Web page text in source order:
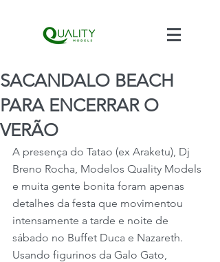
SACANDALO BEACH
PARA ENCERRAR O
VERÃO
A presença do Tatao (ex Araketu), Dj
Breno Rocha, Modelos Quality Models
e muita gente bonita foram apenas
detalhes da festa que movimentou
intensamente a tarde e noite de
sábado no Buffet Duca e Nazareth.
Usando figurinos da Galo Gato,